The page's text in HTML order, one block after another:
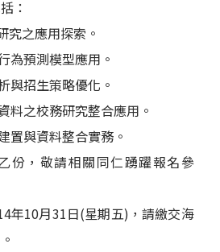
：
究之應用探索。
為預測模型應用。
與招生策略優化。
料之校務研究整合應用。
置與資料整合實務。
份，敬請相關同仁踴躍報名參
年10月31日(星期五)，請繳交海